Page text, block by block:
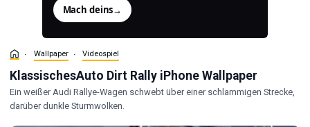
Mach deins→
Wallpaper Videospiel
KlassischesAuto Dirt Rally iPhone Wallpaper
Ein weißer Audi Rallye-Wagen schwebt über einer schlammigen Strecke,
darüber dunkle Sturmwolken.